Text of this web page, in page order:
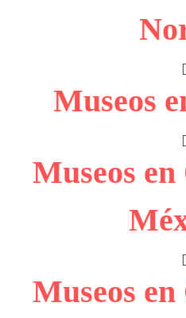
Museos
Museos
Museos